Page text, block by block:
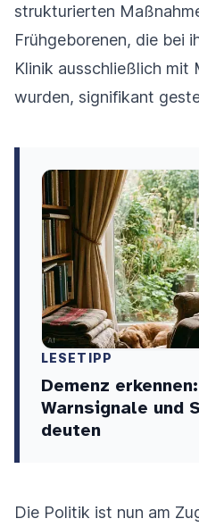
strukturierten
Frühgeborenen, die bei
Klinik ausschließlich mit
wurden, signifikant
LESETIPP
Demenz
Warnsignale und
deuten
Die Politik ist nun am